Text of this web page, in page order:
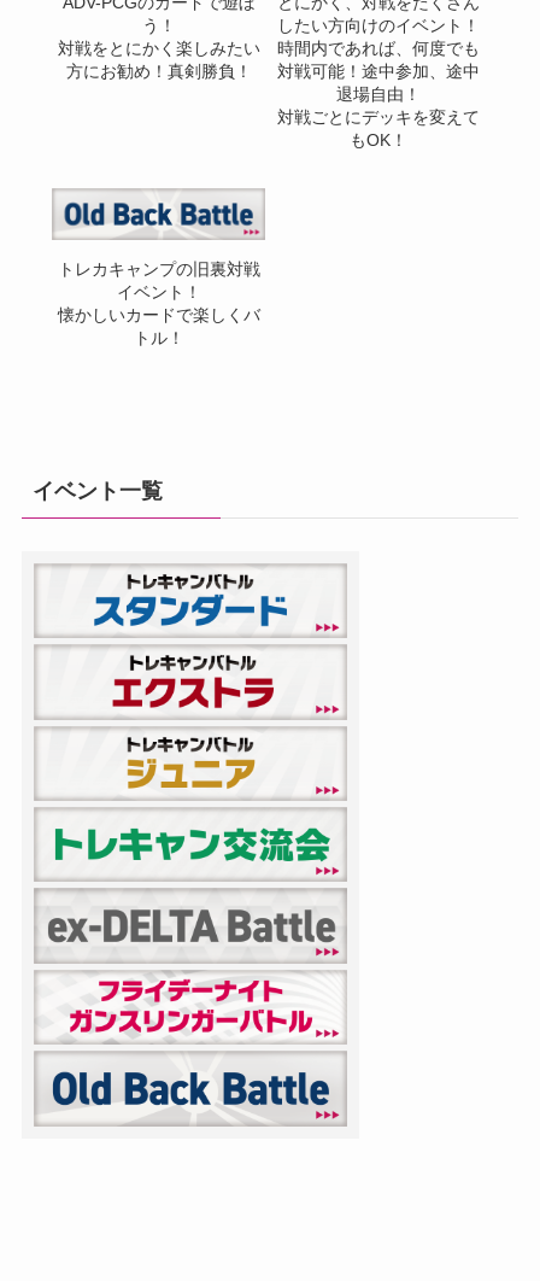
う！
対戦をとにかく楽しみたい
方にお勧め！真剣勝負！
したい方向けのイベント！
時間内であれば、何度でも
対戦可能！途中参加、途中
退場自由！
対戦ごとにデッキを変えて
もOK！
トレカキャンプの旧裏対戦
イベント！
懐かしいカードで楽しくバ
トル！
イベント一覧